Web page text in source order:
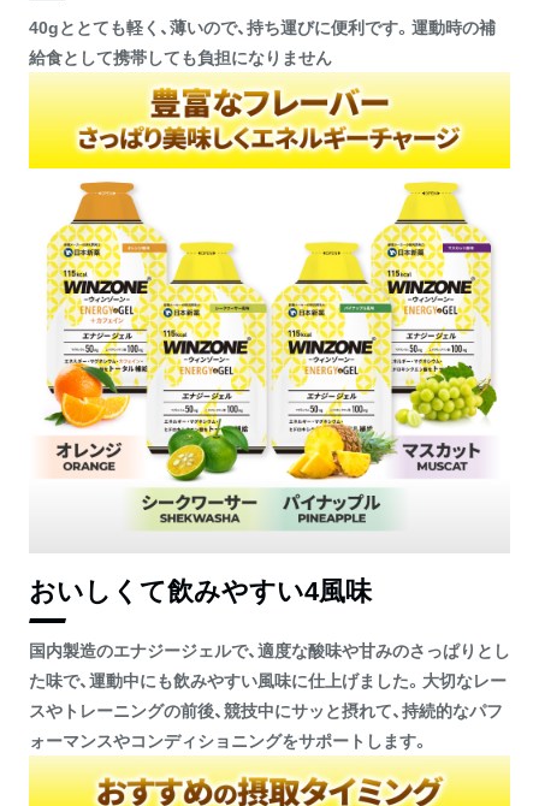
40gととても軽く、薄いので、持ち運びに便利です。運動時の補
給食として携帯しても負担になりません
おいしくて飲みやすい4風味
国内製造のエナジージェルで、適度な酸味や甘みのさっぱりとし
た味で、運動中にも飲みやすい風味に仕上げました。大切なレー
スやトレーニングの前後、競技中にサッと摂れて、持続的なパフ
ォーマンスやコンディショニングをサポートします。